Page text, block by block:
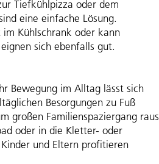
Tiefkühlpizza oder dem
eine einfache Lösung.
Kühlschrank oder kann
sich ebenfalls gut.
Bewegung im Alltag lässt sich
Besorgungen zu Fuß
großen Familienspaziergang raus
oder in die Kletter- oder
und Eltern profitieren